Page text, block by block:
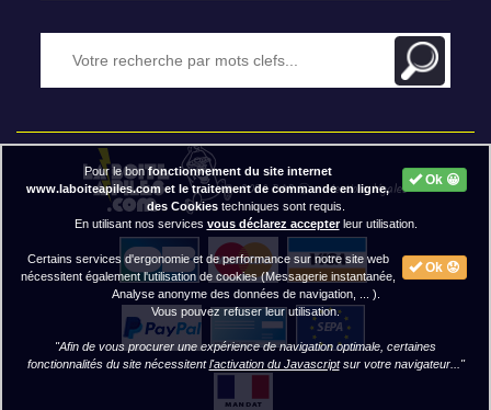
2020 BAP ⓒ - Mentions légales
Ok 😀
Pour le bonfonctionnement du site internet
www.laboiteapiles.com et le traitement de commande en ligne,
des Cookiestechniques sont requis.
En utilisant nos services vous déclarez accepterleur utilisation.
Ok 😟
Certains services d'ergonomie et de performance sur notre site web
nécessitent également l'utilisation de cookies (Messagerie instantanée,
Analyse anonyme des données de navigation, ... ).
Vous pouvez refuser leur utilisation.
"Afin de vous procurer une expérience de navigation optimale, certaines
fonctionnalités du site nécessitentl'activation du Javascriptsur votre navigateur..."